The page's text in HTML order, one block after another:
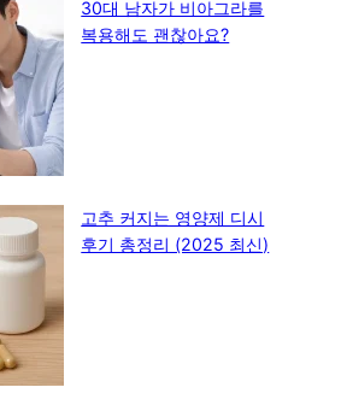
30대 남자가 비아그라를
복용해도 괜찮아요?
고추 커지는 영양제 디시
후기 총정리 (2025 최신)